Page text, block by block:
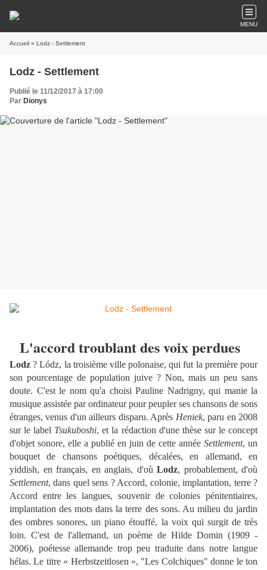
MENU
Accueil » Lodz - Settlement
Lodz - Settlement
Publié le 11/12/2017 à 17:00
Par Dionys
L'accord troublant des voix perdues
Lodz ? Lódz, la troisième ville polonaise, qui fut la première pour
son pourcentage de population juive ? Non, mais un peu sans
doute. C'est le nom qu'a choisi Pauline Nadrigny, qui manie la
musique assistée par ordinateur pour peupler ses chansons de sons
étranges, venus d'un ailleurs disparu. Après Heniek, paru en 2008
sur le label Tsukuboshi, et la rédaction d'une thèse sur le concept
d'objet sonore, elle a publié en juin de cette année Settlement, un
bouquet de chansons poétiques, décalées, en allemand, en
yiddish, en français, en anglais, d'où Lodz, probablement, d'où
Settlement, dans quel sens ? Accord, colonie, implantation, terre ?
Accord entre les langues, souvenir de colonies pénitentiaires,
implantation des mots dans la terre des sons. Au milieu du jardin
des ombres sonores, un piano étouffé, la voix qui surgit de très
loin. C'est de l'allemand, un poème de Hilde Domin (1909 -
2006), poétesse allemande trop peu traduite dans notre langue
hélas. Le titre « Herbstzeitlosen », "Les Colchiques" donne le ton